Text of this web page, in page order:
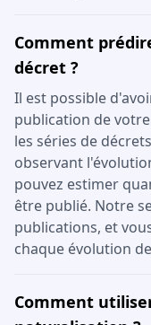
Comment
décret ?
Il est possible
publication de
les séries de
observant
pouvez estimer
être publié. Notre
publications, et
chaque évolution
Comment